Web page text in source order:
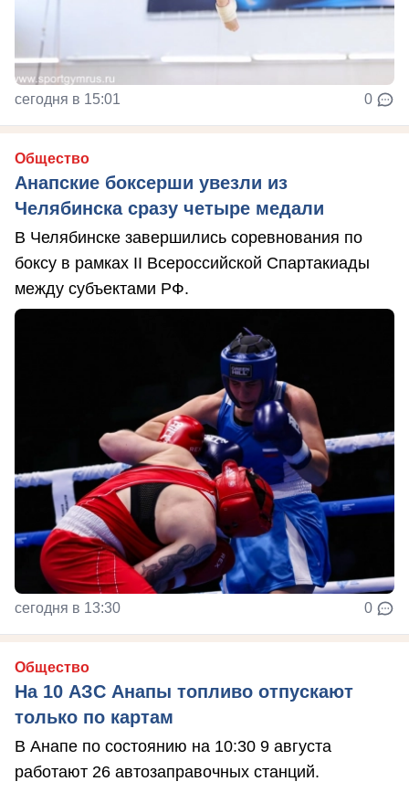
сегодня в 15:01 0
Общество
Анапские боксерши увезли из
Челябинска сразу четыре медали
В Челябинске завершились соревнования по
боксу в рамках II Всероссийской Спартакиады
между субъектами РФ.
сегодня в 13:30 0
Общество
На 10 АЗС Анапы топливо отпускают
только по картам
В Анапе по состоянию на 10:30 9 августа
работают 26 автозаправочных станций.